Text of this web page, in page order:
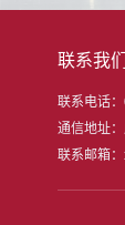
联系我
联系电话
通信地址
联系邮箱